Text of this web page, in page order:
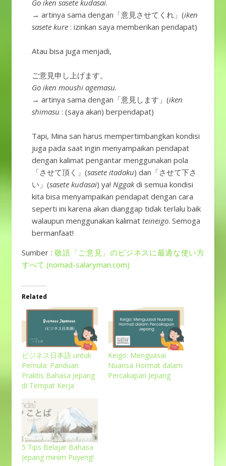
Go iken sasete kudasai.
→ artinya sama dengan「意見させてくれ」(iken
sasete kure : izinkan saya memberikan pendapat)
Atau bisa juga menjadi,
ご意見申し上げます。
Go iken moushi agemasu.
→ artinya sama dengan「意見します」(iken
shimasu : (saya akan) berpendapat)
Tapi, Mina san harus mempertimbangkan kondisi
juga pada saat ingin menyampaikan pendapat
dengan kalimat pengantar menggunakan pola
「させて頂く」(sasete itadaku) dan「させて下さ
い」(sasete kudasai) ya! Nggakdi semua kondisi
kita bisa menyampaikan pendapat dengan cara
seperti ini karena akan dianggap tidak terlalu baik
walaupun menggunakan kalimat teineigo. Semoga
bermanfaat!
Sumber :敬語「ご意見」のビジネスに最適な使い方
すべて (nomad-salaryman.com)
Related
ビジネス日本語 untuk
Pemula: Panduan
Praktis Bahasa Jepang
di Tempat Kerja
Keigo: Menguasai
Nuansa Hormat dalam
Percakapan Jepang
5 Tips Belajar Bahasa
Jepang minim Puyeng!